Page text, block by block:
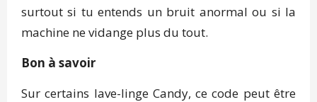
surtout si tu entends un bruit anormal ou si la
machine ne vidange plus du tout.
Bon à savoir
Sur certains lave-linge Candy, ce code peut être